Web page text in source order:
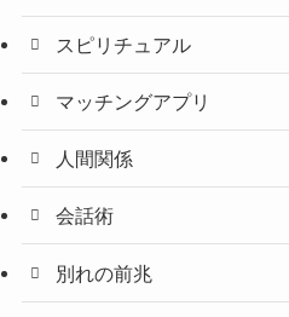
スピリチュアル
マッチングアプリ
人間関係
会話術
別れの前兆